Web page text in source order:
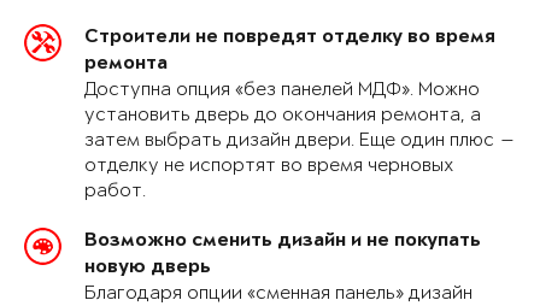
Строители не повредят отделку во время
ремонта
Доступна опция «без панелей МДФ». Можно
установить дверь до окончания ремонта, а
затем выбрать дизайн двери. Еще один плюс —
отделку не испортят во время черновых
работ.
Возможно сменить дизайн и не покупать
новую дверь
Благодаря опции «сменная панель» дизайн